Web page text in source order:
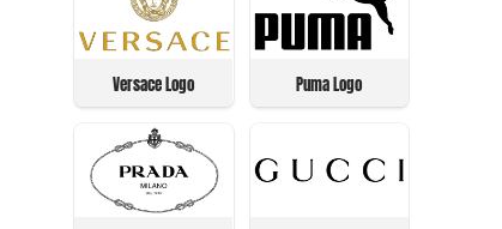
Versace Logo Puma Logo